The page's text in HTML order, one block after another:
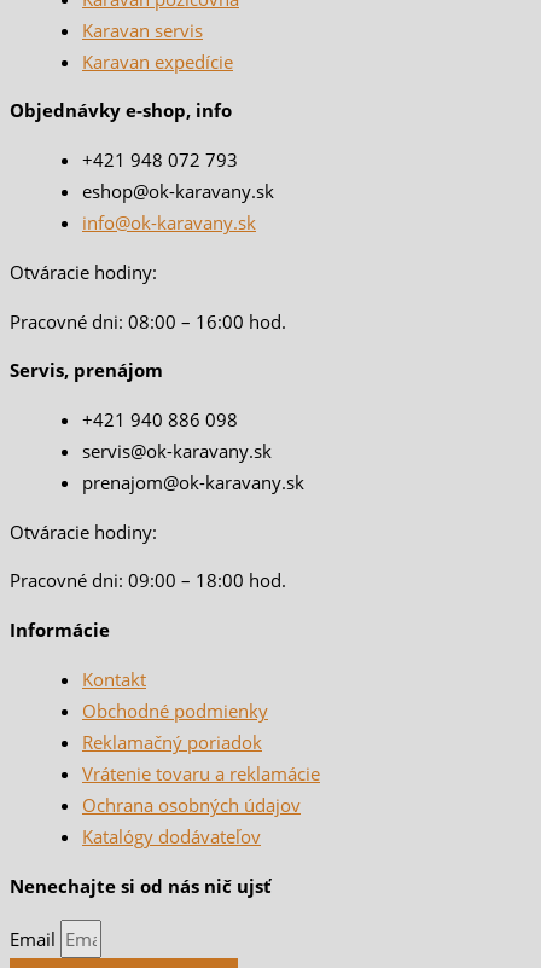
Karavan servis
Karavan expedície
Objednávky e-shop, info
+421 948 072 793
eshop@ok-karavany.sk
info@ok-karavany.sk
Otváracie hodiny:
Pracovné dni: 08:00 – 16:00 hod.
Servis, prenájom
+421 940 886 098
servis@ok-karavany.sk
prenajom@ok-karavany.sk
Otváracie hodiny:
Pracovné dni: 09:00 – 18:00 hod.
Informácie
Kontakt
Obchodné podmienky
Reklamačný poriadok
Vrátenie tovaru a reklamácie
Ochrana osobných údajov
Katalógy dodávateľov
Nenechajte si od nás nič ujsť
Email